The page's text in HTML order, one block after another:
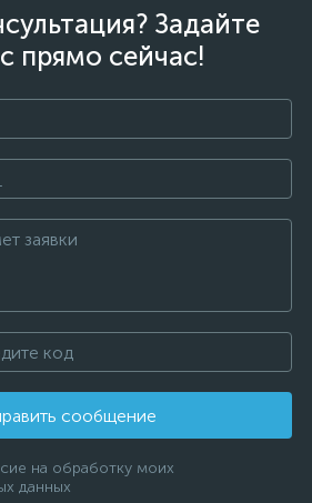
Задайте
прямо сейчас!
сообщение
на обработку моих
данных